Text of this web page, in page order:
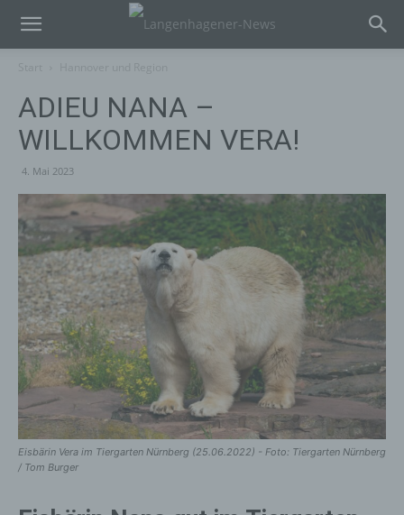
ADIEU NANA –
WILLKOMMEN VERA!
4. Mai 2023
Eisbärin Vera im Tiergarten Nürnberg (25.06.2022) - Foto: Tiergarten Nürnberg
/ Tom Burger